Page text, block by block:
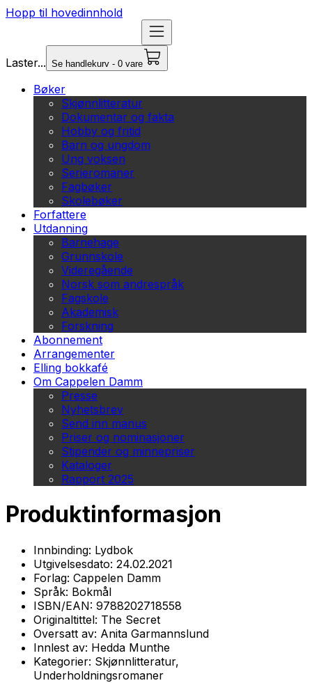
Hopp til hovedinnhold
Laster... Se handlekurv - 0 vare
Bøker
Skjønnlitteratur
Dokumentar og fakta
Hobby og fritid
Barn og ungdom
Ung voksen
Serieromaner
Fagbøker
Skolebøker
Forfattere
Utdanning
Barnehage
Grunnskole
Videregående
Norsk som andrespråk
Fagskole
Akademisk
Forskning
Abonnement
Arrangementer
Elling bokkafé
Om Cappelen Damm
Presse
Nyhetsbrev
Send inn manus
Priser og nominasjoner
Stipender og minnepriser
Kataloger
Rapport 2025
Produktinformasjon
Innbinding: Lydbok
Utgivelsesdato: 24.02.2021
Forlag: Cappelen Damm
Språk: Bokmål
ISBN/EAN: 9788202718558
Originaltittel: The Secret
Oversatt av: Anita Garmannslund
Innlest av: Hedda Munthe
Kategorier: Skjønnlitteratur,
Underholdningsromaner